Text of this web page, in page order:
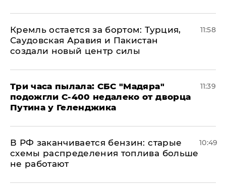
​Кремль остается за бортом: Турция,
Саудовская Аравия и Пакистан
создали новый центр силы
11:58
Три часа пылала: СБС "Мадяра"
подожгли С-400 недалеко от дворца
Путина у Геленджика
11:39
​В РФ заканчивается бензин: старые
схемы распределения топлива больше
не работают
10:49